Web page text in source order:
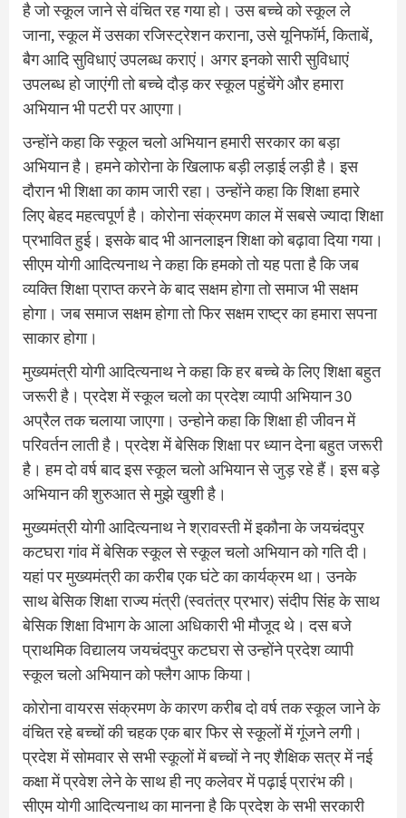
है जो स्कूल जाने से वंचित रह गया हो। उस बच्चे को स्कूल ले
जाना, स्कूल में उसका रजिस्ट्रेशन कराना, उसे यूनिफॉर्म, किताबें,
बैग आदि सुविधाएं उपलब्ध कराएं। अगर इनको सारी सुविधाएं
उपलब्ध हो जाएंगी तो बच्चे दौड़ कर स्कूल पहुंचेंगे और हमारा
अभियान भी पटरी पर आएगा।
उन्होंने कहा कि स्कूल चलो अभियान हमारी सरकार का बड़ा
अभियान है। हमने कोरोना के खिलाफ बड़ी लड़ाई लड़ी है। इस
दौरान भी शिक्षा का काम जारी रहा। उन्होंने कहा कि शिक्षा हमारे
लिए बेहद महत्वपूर्ण है। कोरोना संक्रमण काल में सबसे ज्यादा शिक्षा
प्रभावित हुई। इसके बाद भी आनलाइन शिक्षा को बढ़ावा दिया गया।
सीएम योगी आदित्यनाथ ने कहा कि हमको तो यह पता है कि जब
व्यक्ति शिक्षा प्राप्त करने के बाद सक्षम होगा तो समाज भी सक्षम
होगा। जब समाज सक्षम होगा तो फिर सक्षम राष्ट्र का हमारा सपना
साकार होगा।
मुख्यमंत्री योगी आदित्यनाथ ने कहा कि हर बच्चे के लिए शिक्षा बहुत
जरूरी है। प्रदेश में स्कूल चलो का प्रदेश व्यापी अभियान 30
अप्रैल तक चलाया जाएगा। उन्होने कहा कि शिक्षा ही जीवन में
परिवर्तन लाती है। प्रदेश में बेसिक शिक्षा पर ध्यान देना बहुत जरूरी
है। हम दो वर्ष बाद इस स्कूल चलो अभियान से जुड़ रहे हैं। इस बड़े
अभियान की शुरुआत से मुझे खुशी है।
मुख्यमंत्री योगी आदित्यनाथ ने श्रावस्ती में इकौना के जयचंदपुर
कटघरा गांव में बेसिक स्कूल से स्कूल चलो अभियान को गति दी।
यहां पर मुख्यमंत्री का करीब एक घंटे का कार्यक्रम था। उनके
साथ बेसिक शिक्षा राज्य मंत्री (स्वतंत्र प्रभार) संदीप सिंह के साथ
बेसिक शिक्षा विभाग के आला अधिकारी भी मौजूद थे। दस बजे
प्राथमिक विद्यालय जयचंदपुर कटघरा से उन्होंने प्रदेश व्यापी
स्कूल चलो अभियान को फ्लैग आफ किया।
कोरोना वायरस संक्रमण के कारण करीब दो वर्ष तक स्कूल जाने के
वंचित रहे बच्चों की चहक एक बार फिर से स्कूलों में गूंजने लगी।
प्रदेश में सोमवार से सभी स्कूलों में बच्चों ने नए शैक्षिक सत्र में नई
कक्षा में प्रवेश लेने के साथ ही नए कलेवर में पढ़ाई प्रारंभ की।
सीएम योगी आदित्यनाथ का मानना है कि प्रदेश के सभी सरकारी